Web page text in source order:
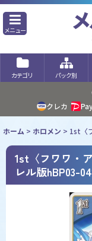
メニュー
カテゴリ パック別
クレカ
ホーム > ホロメン > 1st〈
1st〈フワワ・
レル版hBP03-